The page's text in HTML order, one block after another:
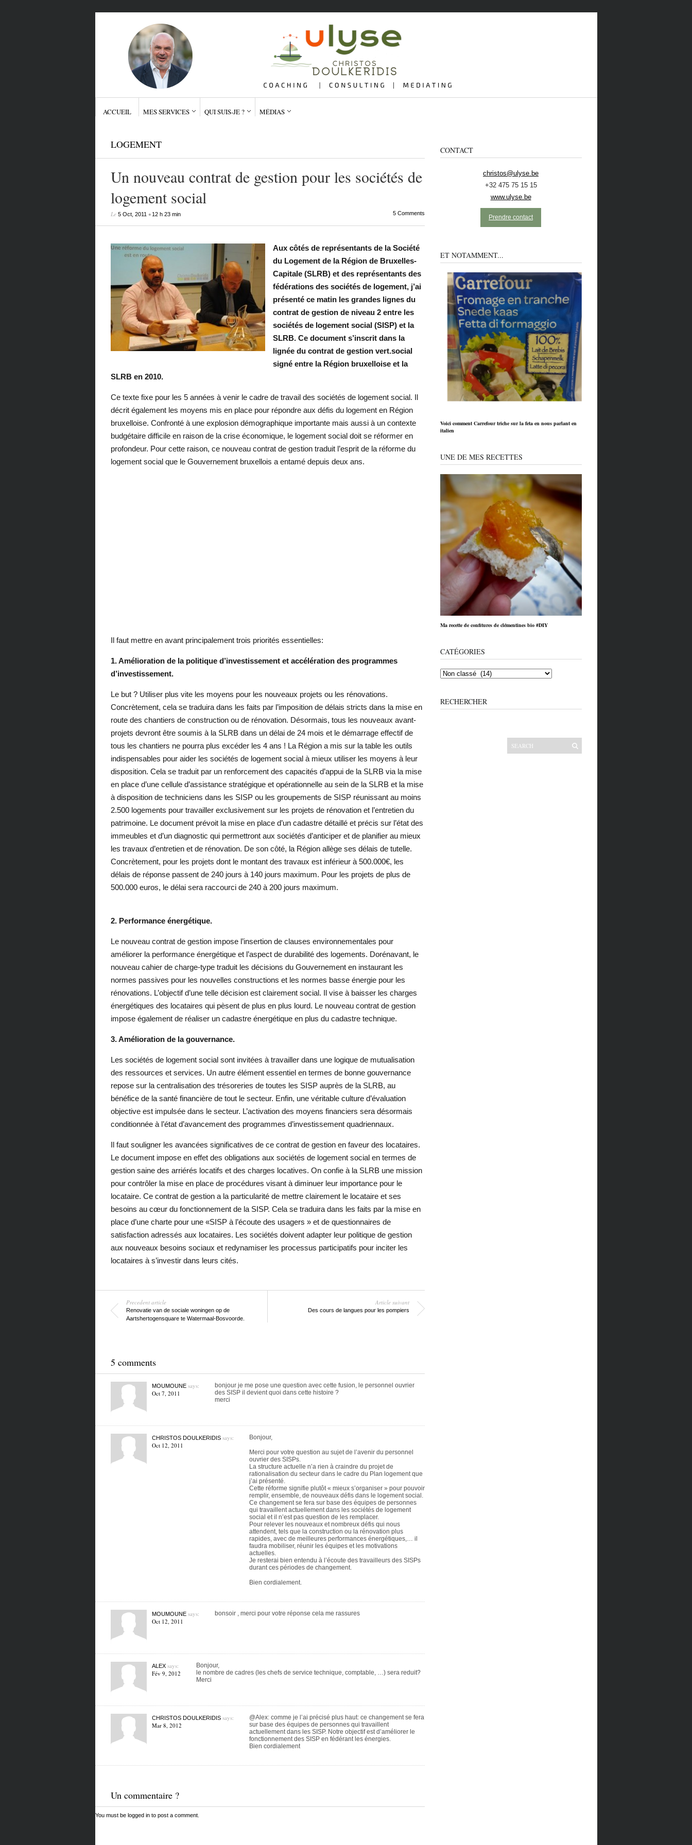
ECOLO
ACCUEIL MES SERVICES QUI SUIS-JE ? MÉDIAS
LOGEMENT
Un nouveau contrat de gestion pour les sociétés de
logement social
Le 5 Oct, 2011• 12 h 23 min 5 Comments
Aux côtés de représentants de la Société
du Logement de la Région de Bruxelles-
Capitale (SLRB) et des représentants des
fédérations des sociétés de logement, j’ai
présenté ce matin les grandes lignes du
contrat de gestion de niveau 2 entre les
sociétés de logement social (SISP) et la
SLRB. Ce document s’inscrit dans la
lignée du contrat de gestion vert.social
signé entre la Région bruxelloise et la
SLRB en 2010.
Ce texte fixe pour les 5 années à venir le cadre de travail des sociétés de logement social. Il
décrit également les moyens mis en place pour répondre aux défis du logement en Région
bruxelloise. Confronté à une explosion démographique importante mais aussi à un contexte
budgétaire difficile en raison de la crise économique, le logement social doit se réformer en
profondeur. Pour cette raison, ce nouveau contrat de gestion traduit l’esprit de la réforme du
logement social que le Gouvernement bruxellois a entamé depuis deux ans.
Il faut mettre en avant principalement trois priorités essentielles:
1. Amélioration de la politique d’investissement et accélération des programmes
d’investissement.
Le but ? Utiliser plus vite les moyens pour les nouveaux projets ou les rénovations.
Concrètement, cela se traduira dans les faits par l’imposition de délais stricts dans la mise en
route des chantiers de construction ou de rénovation. Désormais, tous les nouveaux avant-
projets devront être soumis à la SLRB dans un délai de 24 mois et le démarrage effectif de
tous les chantiers ne pourra plus excéder les 4 ans ! La Région a mis sur la table les outils
indispensables pour aider les sociétés de logement social à mieux utiliser les moyens à leur
disposition. Cela se traduit par un renforcement des capacités d’appui de la SLRB via la mise
en place d’une cellule d’assistance stratégique et opérationnelle au sein de la SLRB et la mise
à disposition de techniciens dans les SISP ou les groupements de SISP réunissant au moins
2.500 logements pour travailler exclusivement sur les projets de rénovation et l’entretien du
patrimoine. Le document prévoit la mise en place d’un cadastre détaillé et précis sur l’état des
immeubles et d’un diagnostic qui permettront aux sociétés d’anticiper et de planifier au mieux
les travaux d’entretien et de rénovation. De son côté, la Région allège ses délais de tutelle.
Concrètement, pour les projets dont le montant des travaux est inférieur à 500.000€, les
délais de réponse passent de 240 jours à 140 jours maximum. Pour les projets de plus de
500.000 euros, le délai sera raccourci de 240 à 200 jours maximum.
2. Performance énergétique.
Le nouveau contrat de gestion impose l’insertion de clauses environnementales pour
améliorer la performance énergétique et l’aspect de durabilité des logements. Dorénavant, le
nouveau cahier de charge-type traduit les décisions du Gouvernement en instaurant les
normes passives pour les nouvelles constructions et les normes basse énergie pour les
rénovations. L’objectif d’une telle décision est clairement social. Il vise à baisser les charges
énergétiques des locataires qui pèsent de plus en plus lourd. Le nouveau contrat de gestion
impose également de réaliser un cadastre énergétique en plus du cadastre technique.
3. Amélioration de la gouvernance.
Les sociétés de logement social sont invitées à travailler dans une logique de mutualisation
des ressources et services. Un autre élément essentiel en termes de bonne gouvernance
repose sur la centralisation des trésoreries de toutes les SISP auprès de la SLRB, au
bénéfice de la santé financière de tout le secteur. Enfin, une véritable culture d’évaluation
objective est impulsée dans le secteur. L’activation des moyens financiers sera désormais
conditionnée à l’état d’avancement des programmes d’investissement quadriennaux.
Il faut souligner les avancées significatives de ce contrat de gestion en faveur des locataires.
Le document impose en effet des obligations aux sociétés de logement social en termes de
gestion saine des arriérés locatifs et des charges locatives. On confie à la SLRB une mission
pour contrôler la mise en place de procédures visant à diminuer leur importance pour le
locataire. Ce contrat de gestion a la particularité de mettre clairement le locataire et ses
besoins au cœur du fonctionnement de la SISP. Cela se traduira dans les faits par la mise en
place d’une charte pour une «SISP à l’écoute des usagers » et de questionnaires de
satisfaction adressés aux locataires. Les sociétés doivent adapter leur politique de gestion
aux nouveaux besoins sociaux et redynamiser les processus participatifs pour inciter les
locataires à s’investir dans leurs cités.
Precedent article
Renovatie van de sociale woningen op de
Aartshertogensquare te Watermaal-Bosvoorde.
Article suivant
Des cours de langues pour les pompiers
5 comments
MOUMOUNEsays:
Oct 7, 2011
bonjour je me pose une question avec cette fusion, le personnel ouvrier
des SISP il devient quoi dans cette histoire ?
merci
CHRISTOS DOULKERIDISsays:
Oct 12, 2011
Bonjour,
Merci pour votre question au sujet de l’avenir du personnel
ouvrier des SISPs.
La structure actuelle n’a rien à craindre du projet de
rationalisation du secteur dans le cadre du Plan logement que
j’ai présenté.
Cette réforme signifie plutôt « mieux s’organiser » pour pouvoir
remplir, ensemble, de nouveaux défis dans le logement social.
Ce changement se fera sur base des équipes de personnes
qui travaillent actuellement dans les sociétés de logement
social et il n’est pas question de les remplacer.
Pour relever les nouveaux et nombreux défis qui nous
attendent, tels que la construction ou la rénovation plus
rapides, avec de meilleures performances énergétiques,… il
faudra mobiliser, réunir les équipes et les motivations
actuelles.
Je resterai bien entendu à l’écoute des travailleurs des SISPs
durant ces périodes de changement.
Bien cordialement.
MOUMOUNEsays:
Oct 12, 2011
bonsoir , merci pour votre réponse cela me rassures
ALEXsays:
Fév 9, 2012
Bonjour,
le nombre de cadres (les chefs de service technique, comptable, …) sera reduit?
Merci
CHRISTOS DOULKERIDISsays:
Mar 8, 2012
@Alex: comme je l’ai précisé plus haut: ce changement se fera
sur base des équipes de personnes qui travaillent
actuellement dans les SISP. Notre objectif est d’améliorer le
fonctionnement des SISP en fédérant les énergies.
Bien cordialement
Un commentaire ?
You must be logged into post a comment.
CONTACT
christos@ulyse.be
+32 475 75 15 15
www.ulyse.be
Prendre contact
ET NOTAMMENT...
Voici comment Carrefour triche sur la feta en nous parlant en
italien
UNE DE MES RECETTES
Ma recette de confitures de clémentines bio #DIY
CATÉGORIES
RECHERCHER